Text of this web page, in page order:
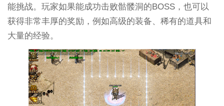
能挑战。玩家如果能成功击败骷髅洞的BOSS，也可以
获得非常丰厚的奖励，例如高级的装备、稀有的道具和
大量的经验。